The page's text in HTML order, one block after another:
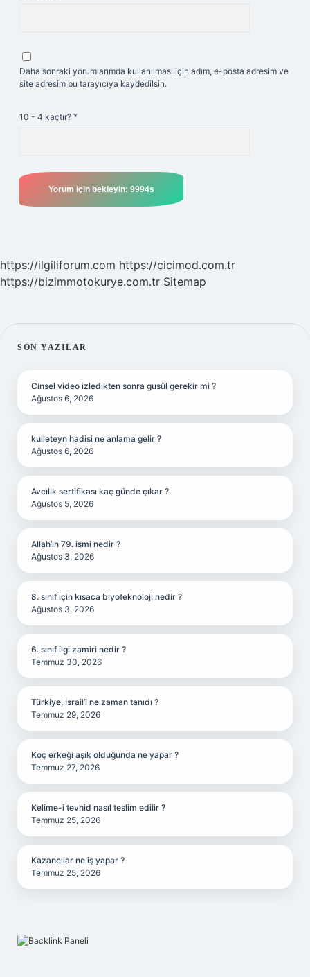
Daha sonraki yorumlarımda kullanılması için adım, e-posta adresim ve
site adresim bu tarayıcıya kaydedilsin.
10 - 4 kaçtır? *
https://ilgiliforum.com https://cicimod.com.tr
https://bizimmotokurye.com.tr Sitemap
SIDEBAR
SON YAZILAR
Cinsel video izledikten sonra gusül gerekir mi ?
Ağustos 6, 2026
kulleteyn hadisi ne anlama gelir ?
Ağustos 6, 2026
Avcılık sertifikası kaç günde çıkar ?
Ağustos 5, 2026
Allah’ın 79. ismi nedir ?
Ağustos 3, 2026
8. sınıf için kısaca biyoteknoloji nedir ?
Ağustos 3, 2026
6. sınıf ilgi zamiri nedir ?
Temmuz 30, 2026
Türkiye, İsrail’i ne zaman tanıdı ?
Temmuz 29, 2026
Koç erkeği aşık olduğunda ne yapar ?
Temmuz 27, 2026
Kelime-i tevhid nasıl teslim edilir ?
Temmuz 25, 2026
Kazancılar ne iş yapar ?
Temmuz 25, 2026